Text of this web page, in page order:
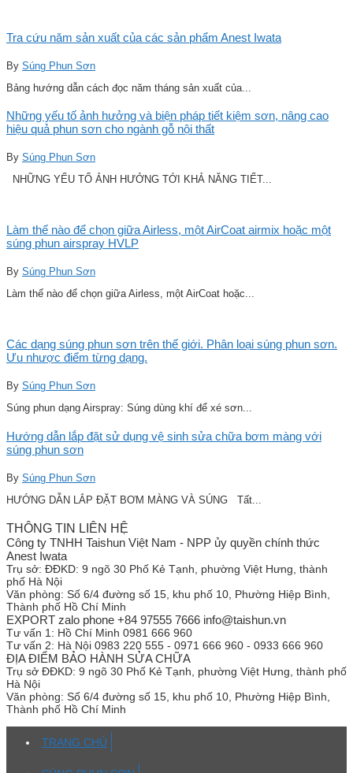
Tra cứu năm sản xuất của các sản phẩm Anest Iwata
By Súng Phun Sơn
Bảng hướng dẫn cách đọc năm tháng sản xuất của...
Những yếu tố ảnh hưởng và biện pháp tiết kiệm sơn, nâng cao
hiệu quả phun sơn cho ngành gỗ nội thất
By Súng Phun Sơn
NHỮNG YẾU TỐ ẢNH HƯỞNG TỚI KHẢ NĂNG TIẾT...
Làm thế nào để chọn giữa Airless, một AirCoat airmix hoặc một
súng phun airspray HVLP
By Súng Phun Sơn
Làm thế nào để chọn giữa Airless, một AirCoat hoặc...
Các dạng súng phun sơn trên thế giới. Phân loại súng phun sơn.
Ưu nhược điểm từng dạng.
By Súng Phun Sơn
Súng phun dạng Airspray: Súng dùng khí để xé sơn...
Hướng dẫn lắp đặt sử dụng vệ sinh sửa chữa bơm màng với
súng phun sơn
By Súng Phun Sơn
HƯỚNG DẪN LẮP ĐẶT BƠM MÀNG VÀ SÚNG Tất...
THÔNG TIN LIÊN HỆ
Công ty TNHH Taishun Việt Nam - NPP ủy quyền chính thức
Anest Iwata
Trụ sở: ĐĐKD: 9 ngõ 30 Phố Kẻ Tạnh, phường Việt Hưng, thành
phố Hà Nội
Văn phòng: Số 6/4 đường số 15, khu phố 10, Phường Hiệp Bình,
Thành phố Hồ Chí Minh
EXPORT zalo phone +84 97555 7666 info@taishun.vn
Tư vấn 1: Hồ Chí Minh 0981 666 960
Tư vấn 2: Hà Nội 0983 220 555 - 0971 666 960 - 0933 666 960
ĐỊA ĐIỂM BẢO HÀNH SỬA CHỮA
Trụ sở ĐĐKD: 9 ngõ 30 Phố Kẻ Tạnh, phường Việt Hưng, thành phố
Hà Nội
Văn phòng: Số 6/4 đường số 15, khu phố 10, Phường Hiệp Bình,
Thành phố Hồ Chí Minh
TRANG CHỦ